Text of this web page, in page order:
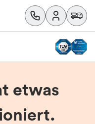
etwas